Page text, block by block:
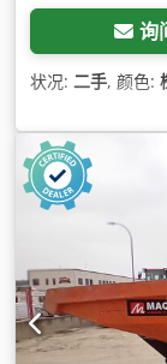
询
状况: 二手, 颜色: